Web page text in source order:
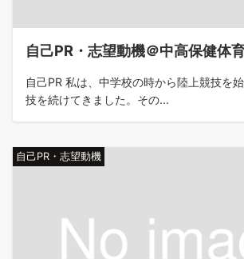
自己PR・志望動機＠中高保健体
自己PR 私は、中学校の時から陸上競技を
技を続けてきました。その...
自己PR・志望動機